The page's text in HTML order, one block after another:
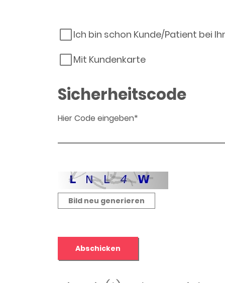
Ich bin schon Kunde/Patient bei
Mit Kundenkarte
Sicherheitscode
Hier Code eingeben*